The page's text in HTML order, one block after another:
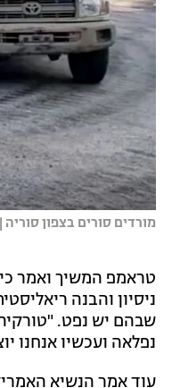
מורדים סורים בצפון סוריה
טראמפ המשיך ואמר
ניסיון והבנה
שבהם יש נפט.
נפלאה ועכשיו אנחנו
עוד אמר הנשיא